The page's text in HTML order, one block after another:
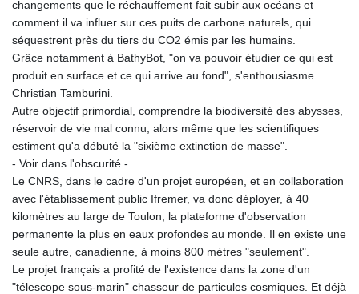
changements que le réchauffement fait subir aux océans et
comment il va influer sur ces puits de carbone naturels, qui
séquestrent près du tiers du CO2 émis par les humains.
Grâce notamment à BathyBot, "on va pouvoir étudier ce qui est
produit en surface et ce qui arrive au fond", s'enthousiasme
Christian Tamburini.
Autre objectif primordial, comprendre la biodiversité des abysses,
réservoir de vie mal connu, alors même que les scientifiques
estiment qu'a débuté la "sixième extinction de masse".
- Voir dans l'obscurité -
Le CNRS, dans le cadre d'un projet européen, et en collaboration
avec l'établissement public Ifremer, va donc déployer, à 40
kilomètres au large de Toulon, la plateforme d'observation
permanente la plus en eaux profondes au monde. Il en existe une
seule autre, canadienne, à moins 800 mètres "seulement".
Le projet français a profité de l'existence dans la zone d'un
"télescope sous-marin" chasseur de particules cosmiques. Et déjà